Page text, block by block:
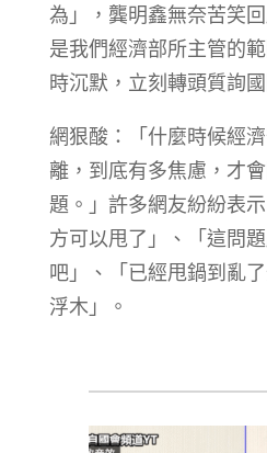
為」，龔明鑫無奈苦笑
是我們經濟部所主管的
時沉默，立刻轉頭質詢
網狠酸：「什麼時候經
離，到底有多焦慮，才
題。」許多網友紛紛表
方可以甩了」、「這問
吧」、「已經甩鍋到亂
浮木」。